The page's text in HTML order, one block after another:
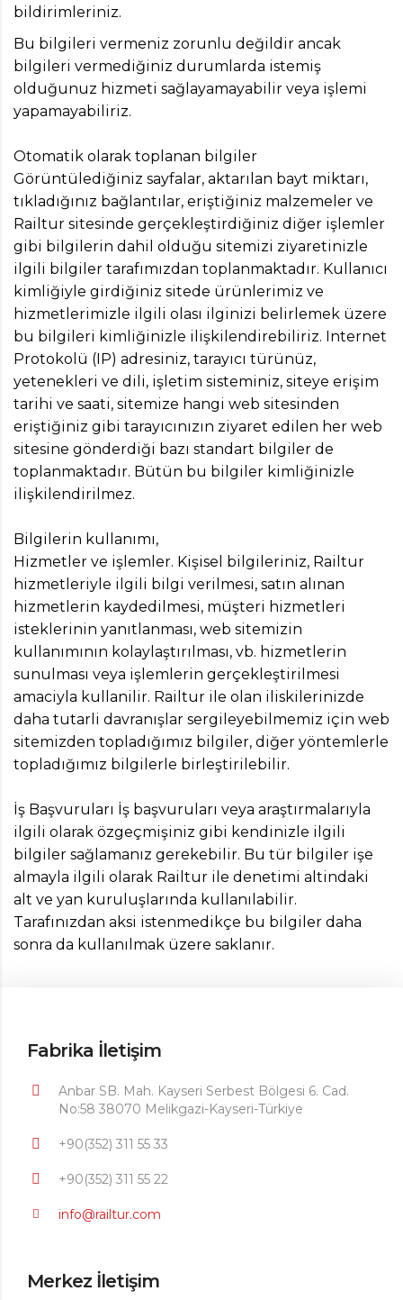
bildirimleriniz.
Bu bilgileri vermeniz zorunlu değildir ancak
bilgileri vermediğiniz durumlarda istemiş
olduğunuz hizmeti sağlayamayabilir veya işlemi
yapamayabiliriz.
Otomatik olarak toplanan bilgiler
Görüntülediğiniz sayfalar, aktarılan bayt miktarı,
tıkladığınız bağlantılar, eriştiğiniz malzemeler ve
Railtur sitesinde gerçekleştirdiğiniz diğer işlemler
gibi bilgilerin dahil olduğu sitemizi ziyaretinizle
ilgili bilgiler tarafımızdan toplanmaktadır. Kullanıcı
kimliğiyle girdiğiniz sitede ürünlerimiz ve
hizmetlerimizle ilgili olası ilginizi belirlemek üzere
bu bilgileri kimliğinizle ilişkilendirebiliriz. Internet
Protokolü (IP) adresiniz, tarayıcı türünüz,
yetenekleri ve dili, işletim sisteminiz, siteye erişim
tarihi ve saati, sitemize hangi web sitesinden
eriştiğiniz gibi tarayıcınızın ziyaret edilen her web
sitesine gönderdiği bazı standart bilgiler de
toplanmaktadır. Bütün bu bilgiler kimliğinizle
ilişkilendirilmez.
Bilgilerin kullanımı,
Hizmetler ve işlemler. Kişisel bilgileriniz, Railtur
hizmetleriyle ilgili bilgi verilmesi, satın alınan
hizmetlerin kaydedilmesi, müşteri hizmetleri
isteklerinin yanıtlanması, web sitemizin
kullanımının kolaylaştırılması, vb. hizmetlerin
sunulması veya işlemlerin gerçekleştirilmesi
amaciyla kullanilir. Railtur ile olan iliskilerinizde
daha tutarli davranışlar sergileyebilmemiz için web
sitemizden topladığımız bilgiler, diğer yöntemlerle
topladığımız bilgilerle birleştirilebilir.
İş Başvuruları İş başvuruları veya araştırmalarıyla
ilgili olarak özgeçmişiniz gibi kendinizle ilgili
bilgiler sağlamanız gerekebilir. Bu tür bilgiler işe
almayla ilgili olarak Railtur ile denetimi altindaki
alt ve yan kuruluşlarında kullanılabilir.
Tarafınızdan aksi istenmedikçe bu bilgiler daha
sonra da kullanılmak üzere saklanır.
Fabrika İletişim
Anbar SB. Mah. Kayseri Serbest Bölgesi 6. Cad.
No:58 38070 Melikgazi-Kayseri-Türkiye
+90(352) 311 55 33
+90(352) 311 55 22
info@railtur.com
Merkez İletişim